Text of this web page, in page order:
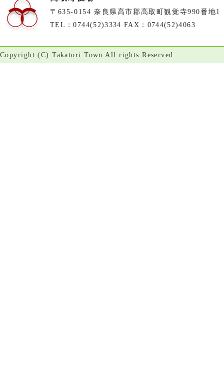
〒635-0154 奈良県高市郡高取町観覚寺990番地1
TEL：0744(52)3334 FAX：0744(52)4063
Copyright (C) Takatori Town All rights Reserved.